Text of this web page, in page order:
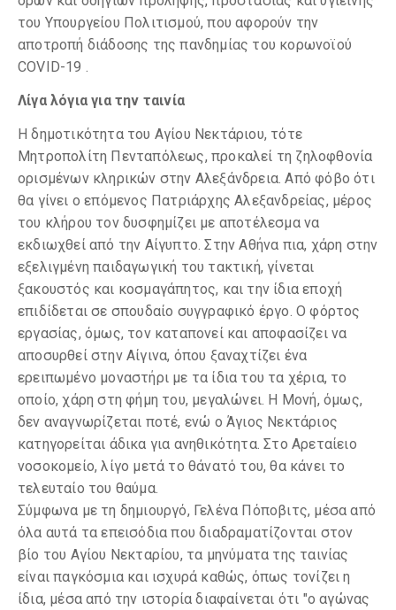
του Υπουργείου Πολιτισμού, που αφορούν την
αποτροπή διάδοσης της πανδημίας του κορωνοϊού
COVID-19 .
Λίγα λόγια για την ταινία
Η δημοτικότητα του Αγίου Νεκτάριου, τότε
Μητροπολίτη Πενταπόλεως, προκαλεί τη ζηλοφθονία
ορισμένων κληρικών στην Αλεξάνδρεια. Από φόβο ότι
θα γίνει ο επόμενος Πατριάρχης Αλεξανδρείας, μέρος
του κλήρου τον δυσφημίζει με αποτέλεσμα να
εκδιωχθεί από την Αίγυπτο. Στην Αθήνα πια, χάρη στην
εξελιγμένη παιδαγωγική του τακτική, γίνεται
ξακουστός και κοσμαγάπητος, και την ίδια εποχή
επιδίδεται σε σπουδαίο συγγραφικό έργο. Ο φόρτος
εργασίας, όμως, τον καταπονεί και αποφασίζει να
αποσυρθεί στην Αίγινα, όπου ξαναχτίζει ένα
ερειπωμένο μοναστήρι με τα ίδια του τα χέρια, το
οποίο, χάρη στη φήμη του, μεγαλώνει. Η Μονή, όμως,
δεν αναγνωρίζεται ποτέ, ενώ ο Άγιος Νεκτάριος
κατηγορείται άδικα για ανηθικότητα. Στο Αρεταίειο
νοσοκομείο, λίγο μετά το θάνατό του, θα κάνει το
τελευταίο του θαύμα.
Σύμφωνα με τη δημιουργό, Γελένα Πόποβιτς, μέσα από
όλα αυτά τα επεισόδια που διαδραματίζονται στον
βίο του Αγίου Νεκταρίου, τα μηνύματα της ταινίας
είναι παγκόσμια και ισχυρά καθώς, όπως τονίζει η
ίδια, μέσα από την ιστορία διαφαίνεται ότι "ο αγώνας